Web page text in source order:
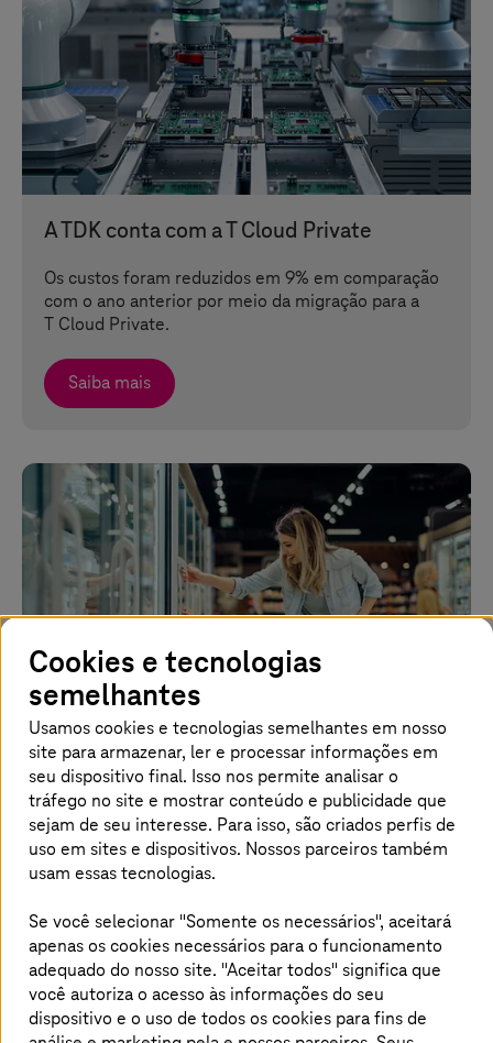
A TDK conta com aT Cloud Private
Os custos foram reduzidos em 9% em comparação
com o ano anterior por meio da migração para a
T Cloud Private.
Saiba mais
A Vion se concentra em nuvem, IA e
inovação digital
A infraestrutura aprimorada e as cargas de trabalho
25% com o Azure Cloud
Saiba mais
Cookies e tecnologias
semelhantes
Usamos cookies e tecnologias semelhantes em nosso
site para armazenar, ler e processar informações em
seu dispositivo final. Isso nos permite analisar o
tráfego no site e mostrar conteúdo e publicidade que
sejam de seu interesse. Para isso, são criados perfis de
uso em sites e dispositivos. Nossos parceiros também
usam essas tecnologias.
Se você selecionar "Somente os necessários", aceitará
apenas os cookies necessários para o funcionamento
adequado do nosso site. "Aceitar todos" significa que
você autoriza o acesso às informações do seu
dispositivo e o uso de todos os cookies para fins de